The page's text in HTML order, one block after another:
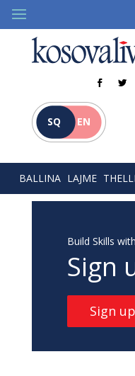
SQ EN
BALLINA LAJME
Build Skills with
Sign
Sign up